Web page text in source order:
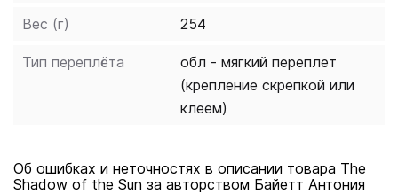
Вес (г) 254
Тип переплёта
обл - мягкий переплет
(крепление скрепкой или
клеем)
Об ошибках и неточностях в описании товара The
Shadow of the Sun за авторством Байетт Антония